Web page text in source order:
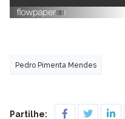
Pedro Pimenta Mendes
Partilhe: